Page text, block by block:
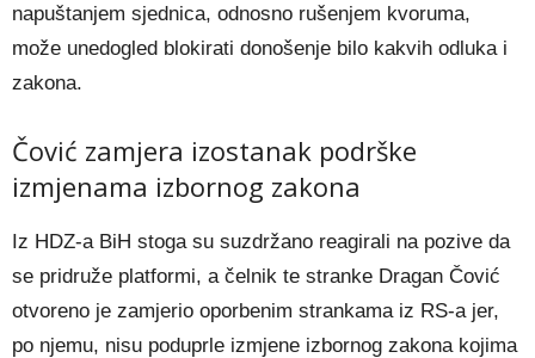
napuštanjem sjednica, odnosno rušenjem kvoruma,
može unedogled blokirati donošenje bilo kakvih odluka i
zakona.
Čović zamjera izostanak podrške
izmjenama izbornog zakona
Iz HDZ-a BiH stoga su suzdržano reagirali na pozive da
se pridruže platformi, a čelnik te stranke Dragan Čović
otvoreno je zamjerio oporbenim strankama iz RS-a jer,
po njemu, nisu poduprle izmjene izbornog zakona kojima